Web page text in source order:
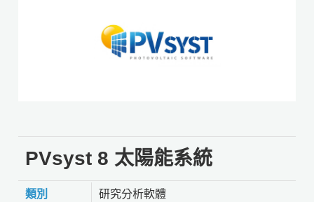
PVsyst 8 太陽能系統
類別 研究分析軟體